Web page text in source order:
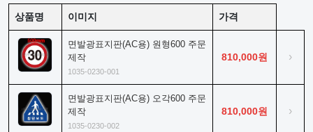
상품명 이미지 가격
면발광표지판(AC용) 원형600 주문
제작
1035-0230-001
810,000원 ›
면발광표지판(AC용) 오각600 주문
제작
1035-0230-002
810,000원 ›